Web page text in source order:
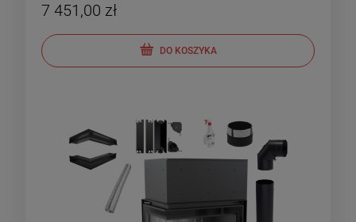
7 451,00 zł
DO KOSZYKA